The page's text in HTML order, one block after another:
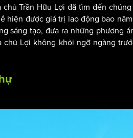
chủ Trần Hữu Lợi đã tìm đến
hiện được giá trị lao động bao
sáng tạo, đưa ra những phương
Lợi không khỏi ngỡ ngàng